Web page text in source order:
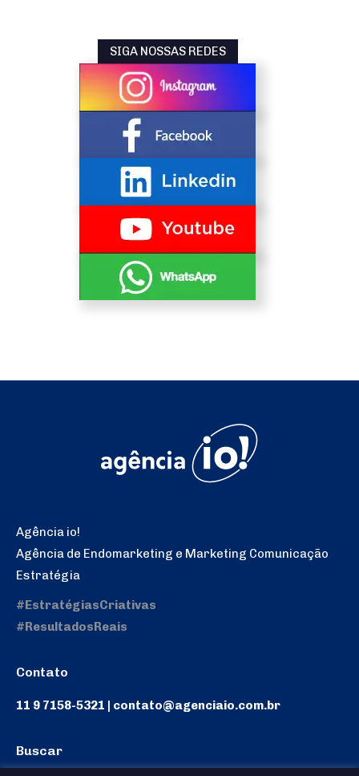
SIGA NOSSAS REDES
Agência io!
Agência de Endomarketing e Marketing Comunicação
Estratégia
#EstratégiasCriativas
#ResultadosReais
Contato
11 9 7158-5321 | contato@agenciaio.com.br
Buscar